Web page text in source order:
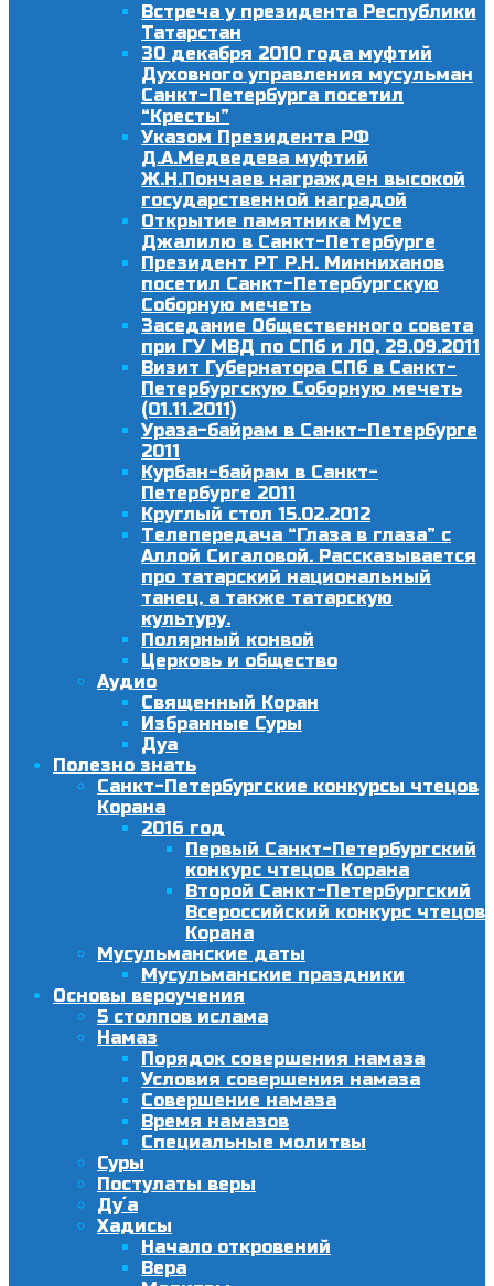
Встреча у президента Республики
Татарстан
30 декабря 2010 года муфтий
Духовного управления мусульман
Санкт-Петербурга посетил
“Кресты”
Указом Президента РФ
Д.А.Медведева муфтий
Ж.Н.Пончаев награжден высокой
государственной наградой
Открытие памятника Мусе
Джалилю в Санкт-Петербурге
Президент РТ Р.Н. Минниханов
посетил Санкт-Петербургскую
Соборную мечеть
Заседание Общественного совета
при ГУ МВД по СПб и ЛО, 29.09.2011
Визит Губернатора СПб в Санкт-
Петербургскую Соборную мечеть
(01.11.2011)
Ураза-байрам в Санкт-Петербурге
2011
Курбан-байрам в Санкт-
Петербурге 2011
Круглый стол 15.02.2012
Телепередача “Глаза в глаза” с
Аллой Сигаловой. Рассказывается
про татарский национальный
танец, а также татарскую
культуру.
Полярный конвой
Церковь и общество
Аудио
Священный Коран
Избранные Суры
Дуа
Полезно знать
Санкт-Петербургские конкурсы чтецов
Корана
2016 год
Первый Санкт-Петербургский
конкурс чтецов Корана
Второй Санкт-Петербургский
Всероссийский конкурс чтецов
Корана
Мусульманские даты
Мусульманские праздники
Основы вероучения
5 столпов ислама
Намаз
Порядок совершения намаза
Условия совершения намаза
Совершение намаза
Время намазов
Специальные молитвы
Суры
Постулаты веры
Ду´а
Хадисы
Начало откровений
Вера